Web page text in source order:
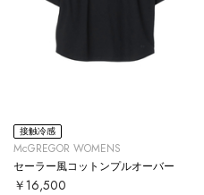
接触冷感
McGREGOR WOMENS
セーラー風コットンプルオーバー
￥16,500